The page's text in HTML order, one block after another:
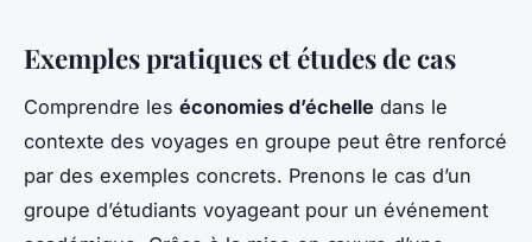
Exemples pratiques et études de cas
Comprendre les économies d’échelle dans le
contexte des voyages en groupe peut être renforcé
par des exemples concrets. Prenons le cas d’un
groupe d’étudiants voyageant pour un événement